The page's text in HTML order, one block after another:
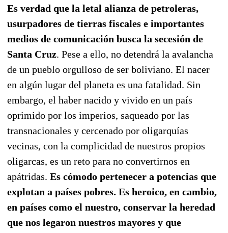
Es verdad que la letal alianza de petroleras,
usurpadores de tierras fiscales e importantes
medios de comunicación busca la secesión de
Santa Cruz. Pese a ello, no detendrá la avalancha
de un pueblo orgulloso de ser boliviano. El nacer
en algún lugar del planeta es una fatalidad. Sin
embargo, el haber nacido y vivido en un país
oprimido por los imperios, saqueado por las
transnacionales y cercenado por oligarquías
vecinas, con la complicidad de nuestros propios
oligarcas, es un reto para no convertirnos en
apátridas. Es cómodo pertenecer a potencias que
explotan a países pobres. Es heroico, en cambio,
en países como el nuestro, conservar la heredad
que nos legaron nuestros mayores y que